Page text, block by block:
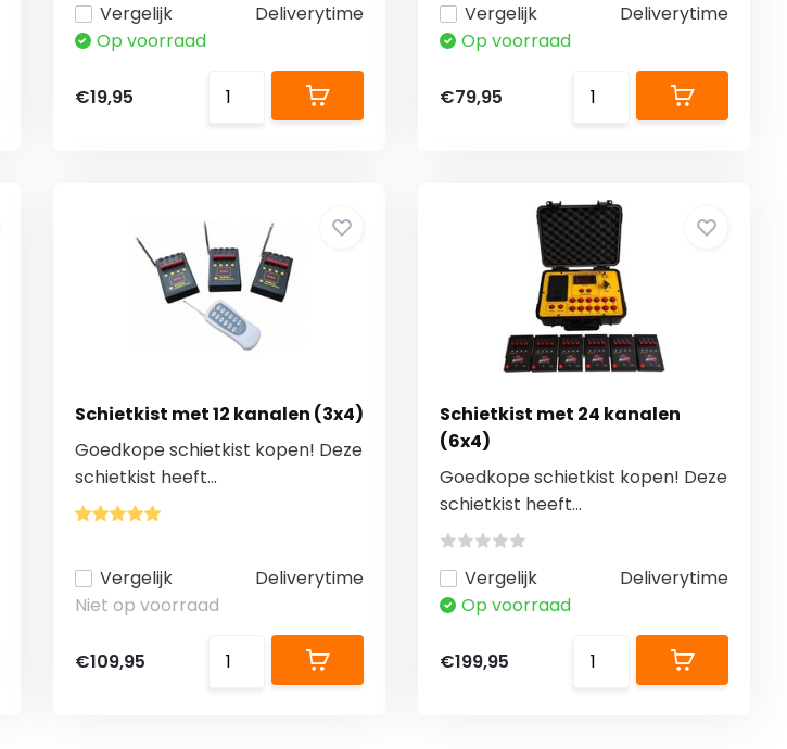
Vergelijk
Deliverytime
Op voorraad
€19,95
Vergelijk
Deliverytime
Op voorraad
€79,95
Schietkist met 12 kanalen (3x4)
Goedkope schietkist kopen! Deze
schietkist heeft...
Vergelijk
Deliverytime
Niet op voorraad
€109,95
Schietkist met 24 kanalen
(6x4)
Goedkope schietkist kopen! Deze
schietkist heeft...
Vergelijk
Deliverytime
Op voorraad
€199,95